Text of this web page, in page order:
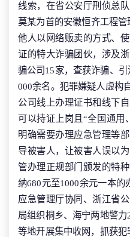
线索，在省公安厅刑侦总
莫某为首的安徽恒齐工程
他人以网络贩卖的方式、
证的特大诈骗团伙，涉及
骗公司15家，查获诈骗、
000余名。犯罪嫌疑人虚构
公司线上办理证书和线下
可以持证上岗且“全国通用
明确需要办理应急管理等
导被害人，让被害人误以
管办理正规部门颁发的特
纳680元至1000余元一本
应急管理厅协同、浙江省
局组织桐乡、海宁两地警
等地开展集中收网，抓获